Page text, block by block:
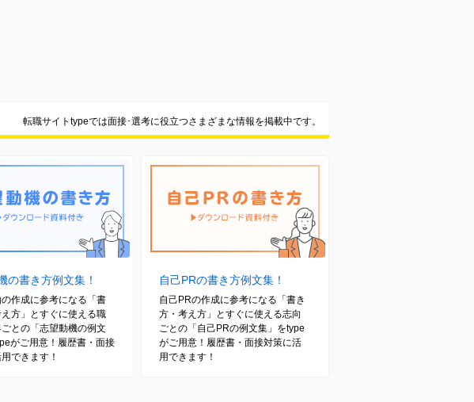
転職サイトtypeでは面接･選考に役立つさまざまな情報を掲載中です。
の書き方例文集！
作成に参考になる「書
方」とすぐに使える職
との「志望動機の例文
がご用意！履歴書・面接
できます！
自己PRの書き方例文集！
自己PRの作成に参考になる「書き
方・考え方」とすぐに使える志向
ごとの「自己PRの例文集」をtype
がご用意！履歴書・面接対策に活
用できます！